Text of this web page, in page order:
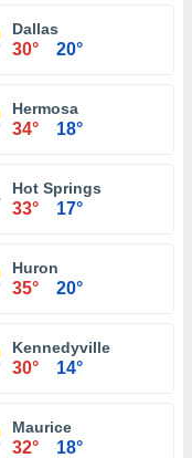
Dallas
30° 20°
Hermosa
34° 18°
Hot Springs
33° 17°
Huron
35° 20°
Kennedyville
30° 14°
Maurice
32° 18°